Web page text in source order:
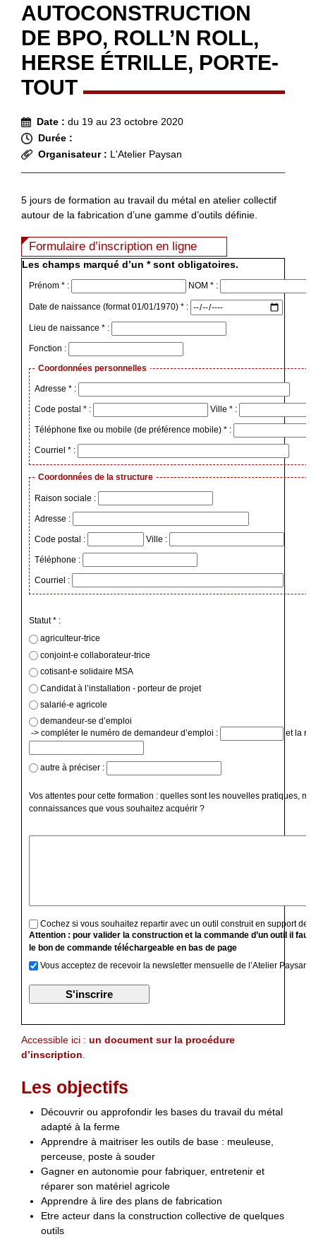
AUTOCONSTRUCTION
DE BPO, ROLL’N ROLL,
HERSE ÉTRILLE, PORTE-
TOUT
Date : du 19 au 23 octobre 2020
Durée :
Organisateur : L'Atelier Paysan
5 jours de formation au travail du métal en atelier collectif
autour de la fabrication d’une gamme d’outils définie.
Formulaire d’inscription en ligne
Les champs marqué d’un * sont obligatoires.
Prénom * : NOM * :
Date de naissance (format 01/01/1970) * :
Lieu de naissance * :
Fonction :
Coordonnées personnelles
Adresse * :
Code postal * : Ville * :
Téléphone fixe ou mobile (de préférence mobile) * :
Courriel * :
Coordonnées de la structure
Raison sociale :
Adresse :
Code postal : Ville :
Téléphone :
Courriel :
Statut * :
agriculteur-trice
conjoint-e collaborateur-trice
cotisant-e solidaire MSA
Candidat à l’installation - porteur de projet
salarié-e agricole
demandeur-se d’emploi
-> compléter le numéro de demandeur d’emploi :
et la
autre à préciser :
Vos attentes pour cette formation : quelles sont les nouvelles pratiques,
connaissances que vous souhaitez acquérir ?
Cochez si vous souhaitez repartir avec un outil construit en support de
Attention : pour valider la construction et la commande d’un outil il faut
le bon de commande téléchargeable en bas de page
Vous acceptez de recevoir la newsletter mensuelle de l’Atelier Paysan
Accessible ici : un document sur la procédure
d’inscription
Les objectifs
Découvrir ou approfondir les bases du travail du métal
adapté à la ferme
Apprendre à maitriser les outils de base : meuleuse,
perceuse, poste à souder
Gagner en autonomie pour fabriquer, entretenir et
réparer son matériel agricole
Apprendre à lire des plans de fabrication
Etre acteur dans la construction collective de quelques
outils